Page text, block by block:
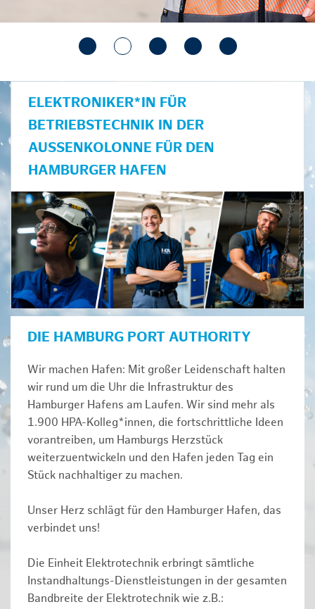
ELEKTRONIKER*IN FÜR
BETRIEBSTECHNIK IN DER
AUSSENKOLONNE FÜR DEN H
AMBURGER HAFEN
DIE HAMBURG PORT AUTHORITY
Wir machen Hafen: Mit großer Leidenschaft halten
wir rund um die Uhr die Infrastruktur des
Hamburger Hafens am Laufen. Wir sind mehr als
1.900 HPA-Kolleg*innen, die fortschrittliche Ideen
vorantreiben, um Hamburgs Herzstück
weiterzuentwickeln und den Hafen jeden Tag ein
Stück nachhaltiger zu machen.
Unser Herz schlägt für den Hamburger Hafen, das
verbindet uns!
Die Einheit Elektrotechnik erbringt sämtliche
Instandhaltungs-Dienstleistungen in der gesamten
Bandbreite der Elektrotechnik wie z.B.: